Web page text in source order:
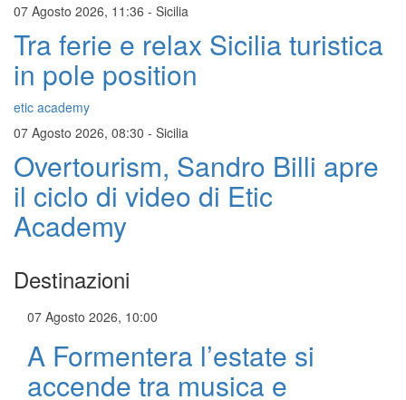
07 Agosto 2026, 11:36 - Sicilia
Tra ferie e relax Sicilia turistica
in pole position
etic academy
07 Agosto 2026, 08:30 - Sicilia
Overtourism, Sandro Billi apre
il ciclo di video di Etic
Academy
Destinazioni
07 Agosto 2026, 10:00
A Formentera l’estate si
accende tra musica e